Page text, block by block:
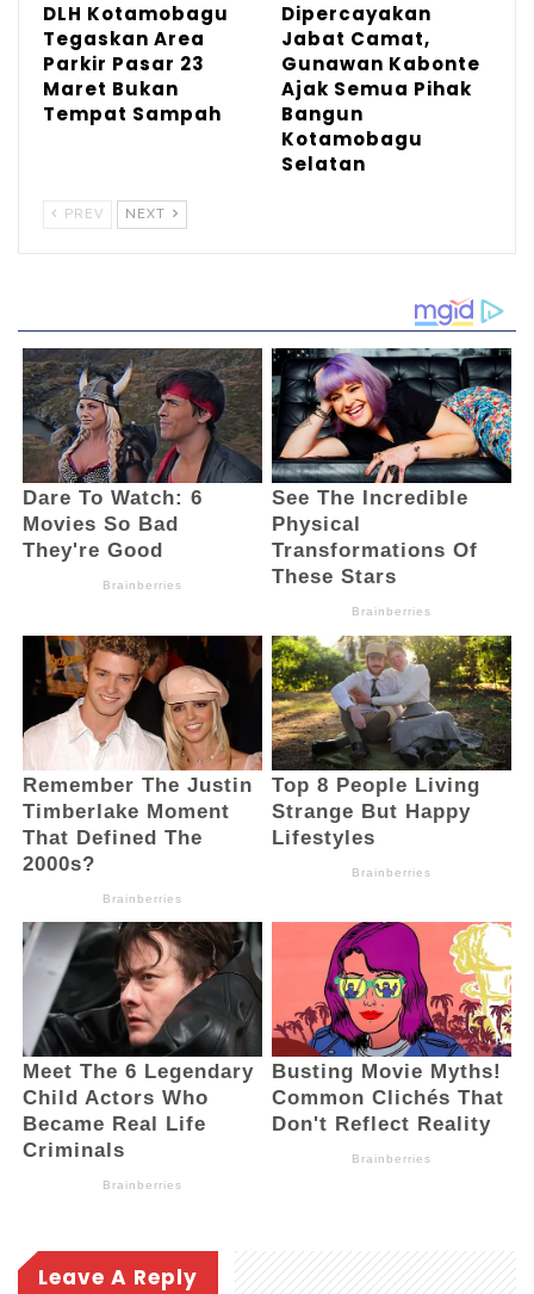
Hal ini dibenarkan oleh Salah satu anggota
BPD Desa Bongkudai Barat Muchtar
Mamonto. Dikatakannya, sampai saat ini
pemukiman tersebut tanpa melalui
“Harusnya setiap kegiatan fisik idealnya
harus melalui perencanaan dan
musyawarah di desa,” kata Muchtar.
Sementara itu, Taslim Mamonto, salah satu
pendamping Desa Bongkudai Barat
mengatakan, pihaknya hanya meminta
penegasan bahwa setiap kegiatan di desa
termasuk fisik harus melalui PTKD
melibatkan Sekdes, koordinator dan Kepala
Urusan.
“Langkah ini harus dilakukan oleh Sangadi,
agar perencanaan lebih matang. Jangan
seperti yang terjadi saat ini, terkesan
kegiatan fisik tidak melalui perencanaan
dan musyawarah di desa,” tegas Taslim.
(BM)
DLH Kotamobagu
Tegaskan Area
Parkir Pasar 23
Maret Bukan
Tempat Sampah
Dipercayakan
Jabat Camat,
Gunawan Kabonte
Ajak Semua Pihak
Bangun
Kotamobagu
Selatan
PREV NEXT
Leave A Reply